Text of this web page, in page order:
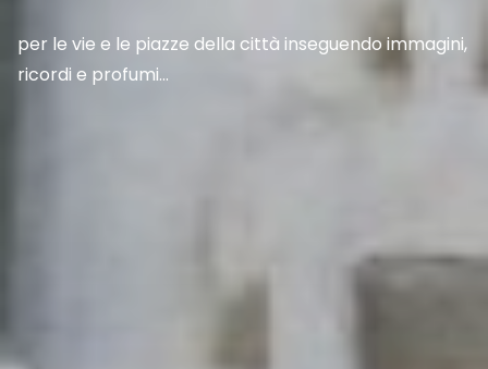
per le vie e le piazze della città inseguendo immagini,
ricordi e profumi...